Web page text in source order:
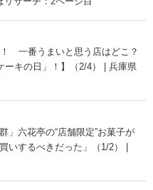
？【2026年版・人気投票実施
インズの“車内遮光カーテ
てて安心」「ぐっすり眠れま
リサーチ：2ページ目
一番うまいと思う店はどこ？